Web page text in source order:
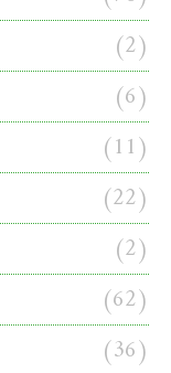
(2)
(6)
(11)
(22)
(2)
(62)
(36)